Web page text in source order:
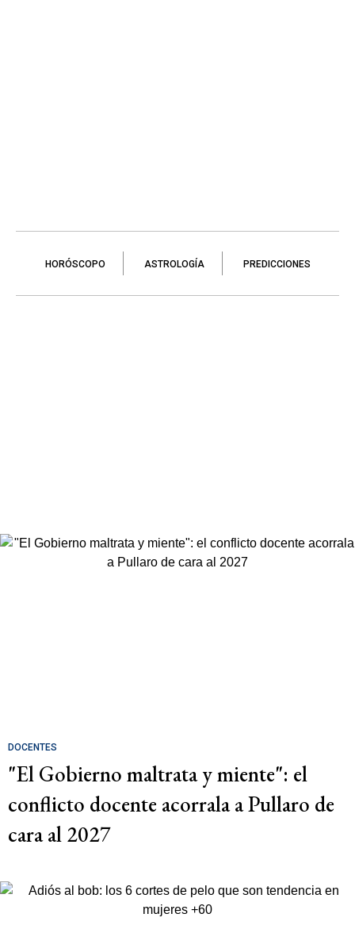
HORÓSCOPO ASTROLOGÍA PREDICCIONES
DOCENTES
"El Gobierno maltrata y miente": el
conflicto docente acorrala a Pullaro de
cara al 2027